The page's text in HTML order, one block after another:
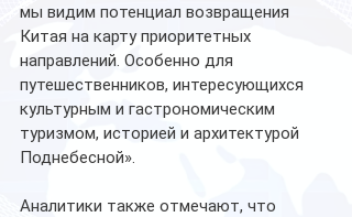
мы видим потенциал возвращения
Китая на карту приоритетных
направлений. Особенно для
путешественников, интересующихся
культурным и гастрономическим
туризмом, историей и архитектурой
Поднебесной».
Аналитики также отмечают, что